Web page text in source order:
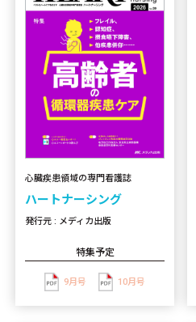
心臓疾患領域の専門看護誌
ハートナーシング
発行元 : メディカ出版
特集予定
9月号 10月号